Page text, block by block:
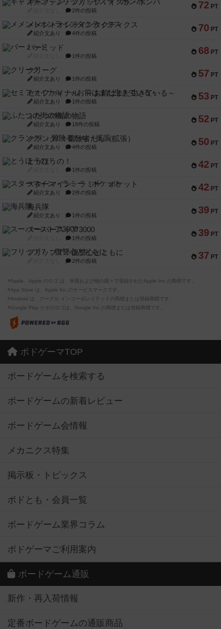
72 PT
キャプテン・フリップ：イスラ・ボンバ
2件の投稿
70 PT
メメントオンラインタクティクス
紹介文あり 4件の投稿
68 PT
パーミッド
1件の投稿
57 PT
クリーグ
紹介文あり 1件の投稿
53 PT
セミファイナル ～お前はまだ生きている～
紹介文あり 1件の投稿
52 PT
ふたつの街の物語
紹介文あり 18件の投稿
50 PT
クランク! ：冒険者たち（拡張）
紹介文あり 4件の投稿
42 PT
とうほうの！
1件の投稿
42 PT
スターマイン・ラミー ポケット
紹介文あり 2件の投稿
39 PT
海兵隊
紹介文あり 1件の投稿
39 PT
スーパーストア3000
1件の投稿
37 PT
フリップ７：復讐心とともに
2件の投稿
※Apple、Apple のロゴ は、米国および他の国々で登録されたApple Inc.の商標です。
※App Store は、Apple Inc.のサービスマークです。
※Android は、グーグル インコーポレイテッドの商標または登録商標です。
※Google Play とそのロゴは、Google Inc.の商標または登録商標です。
ボドゲーマTOP
ボードゲームを検索する
ボードゲームの新着レビュー
ボードゲーム会情報
メカニクス特集
掲示板・トピックス
ボドとも・会員一覧
ボードゲーム業界コラム
ボドゲーマご利用案内
ボードゲーム通販
新作・再入荷情報
定番ボードゲームの通販商品